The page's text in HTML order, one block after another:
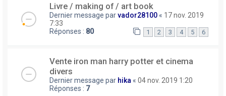
Livre / making of / art book
Dernier message parvador28100 « 17 nov. 2019
7:33
Réponses : 80 1 2 3 4 5 6
Vente iron man harry potter et cinema
divers
Dernier message par hika « 04 nov. 2019 1:20
Réponses : 7